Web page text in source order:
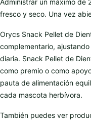
fresco y seco. Una vez
Orycs Snack Pellet de
complementario,
diaria. Snack Pellet de
como premio o como
pauta de alimentación
cada mascota herbívora.
También puedes ver